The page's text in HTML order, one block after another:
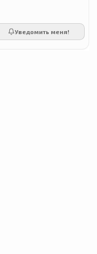
Уведомить меня!